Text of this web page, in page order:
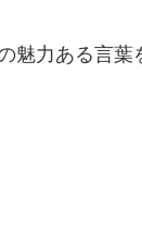
魅力ある言葉